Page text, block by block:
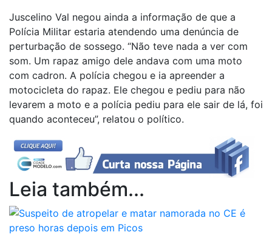
Juscelino Val negou ainda a informação de que a
Polícia Militar estaria atendendo uma denúncia de
perturbação de sossego. “Não teve nada a ver com
som. Um rapaz amigo dele andava com uma moto
com cadron. A polícia chegou e ia apreender a
motocicleta do rapaz. Ele chegou e pediu para não
levarem a moto e a polícia pediu para ele sair de lá, foi
quando aconteceu”, relatou o político.
Leia também...